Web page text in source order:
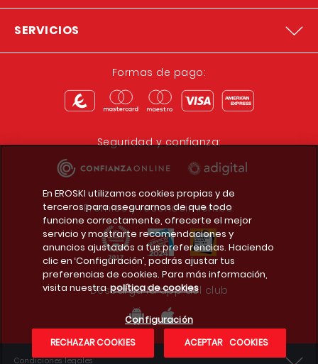
SERVICIOS
Formas de pago:
Seguridad y confianza:
Premios y reconocimientos:
Descarga la app del club
Condiciones legales
En EROSKI utilizamos cookies propias y de
terceros para asegurarnos de que todo
funcione correctamente, ofrecerte el mejor
servicio y mostrarte recomendaciones y
anuncios ajustados a tus preferencias. Haciendo
clic en ‘Configuración’, podrás ajustar tus
preferencias de cookies. Para más información,
visita nuestra política de cookies
Configuración
RECHAZAR COOKIES
ACEPTAR COOKIES